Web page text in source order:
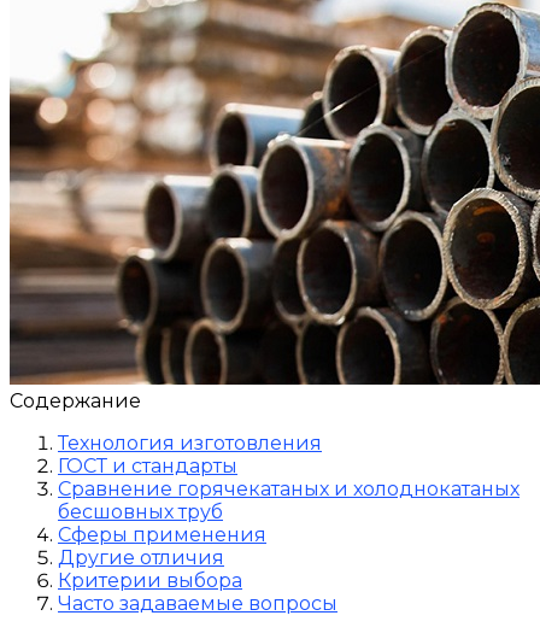
Содержание
Технология изготовления
ГОСТ и стандарты
Сравнение горячекатаных и холоднокатаных
бесшовных труб
Сферы применения
Другие отличия
Критерии выбора
Часто задаваемые вопросы